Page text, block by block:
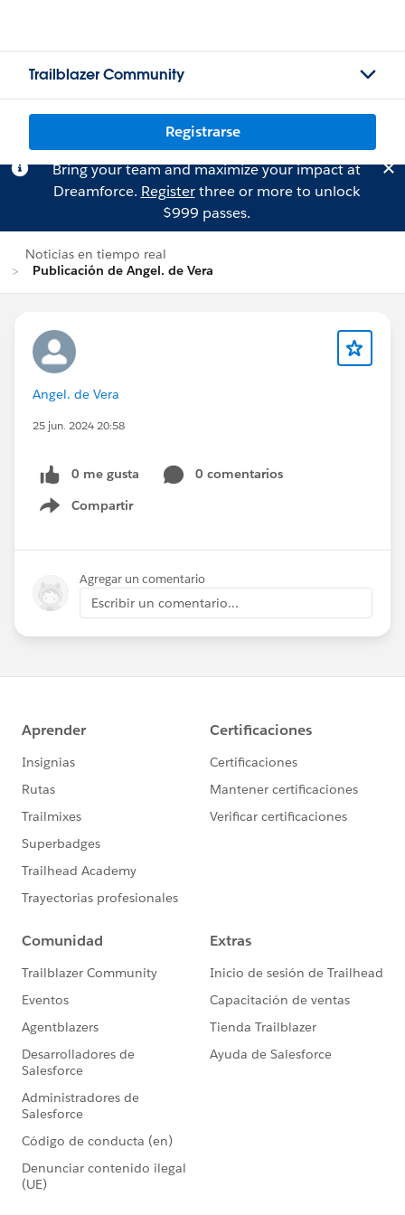
Trailblazer Community
Registrarse
Bring your team and maximize your impact at
Dreamforce. Registerthree or more to unlock
$999 passes.
Noticias en tiempo real
Publicación de Angel. de Vera
Angel. de Vera
25 jun. 2024 20:58
0 me gusta
0 comentarios
Compartir
Show menu
Agregar un comentario
Escribir un comentario...